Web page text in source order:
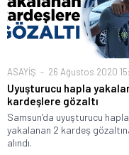
ASAYİŞ 26 Ağustos 2020
Uyuşturucu hapla
kardeşlere gözaltı
Samsun’da uyuşturucu hapla
yakalanan 2 kardeş
alındı.